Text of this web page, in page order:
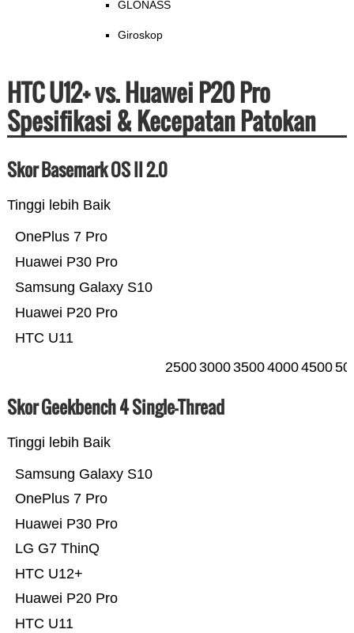
GLONASS
Giroskop
HTC U12+ vs. Huawei P20 Pro
Spesifikasi & Kecepatan Patokan
Skor Basemark OS II 2.0
Tinggi lebih Baik
HTC U11
Huawei P20 Pro
Samsung Galaxy S10
Huawei P30 Pro
OnePlus 7 Pro
25003000350040004500
Skor Geekbench 4 Single-Thread
Tinggi lebih Baik
HTC U11
Huawei P20 Pro
HTC U12+
LG G7 ThinQ
Huawei P30 Pro
OnePlus 7 Pro
Samsung Galaxy S10